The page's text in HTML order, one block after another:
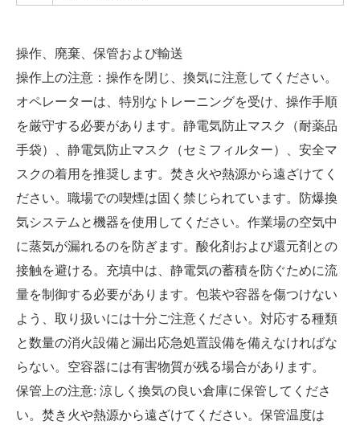
操作、廃棄、保管および輸送
操作上の注意：操作を閉じ、換気に注意してください。
オペレーターは、特別なトレーニングを受け、操作手順
を厳守する必要があります。静電気防止マスク（耐薬品
手袋）、静電気防止マスク（セミフィルター）、安全マ
スクの着用を推奨します。焚き火や熱源から遠ざけてく
ださい。職場での喫煙は固く禁じられています。防爆換
気システムと機器を使用してください。作業場の空気中
に蒸気が漏れるのを防ぎます。酸化剤および還元剤との
接触を避ける。充填中は、静電気の蓄積を防ぐために流
量を制御する必要があります。包装や容器を傷つけない
よう、取り扱いには十分ご注意ください。対応する種類
と数量の消火設備と漏出応急処置設備を備えなければな
らない。空容器には有害物質が残る場合があります。
保管上の注意: 涼しく換気の良い倉庫に保管してくださ
い。焚き火や熱源から遠ざけてください。保管温度は